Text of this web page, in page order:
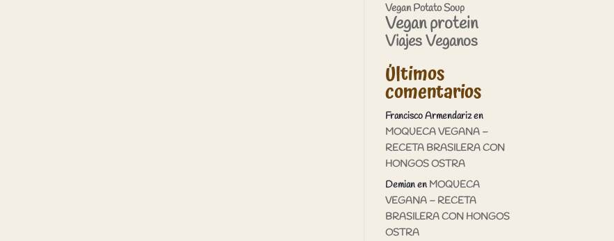
Vegan Potato Soup
Vegan protein
Viajes Veganos
Últimos
comentarios
Francisco Armendarizen
MOQUECA VEGANA –
RECETA BRASILERA CON
HONGOS OSTRA
Demianen MOQUECA
VEGANA – RECETA
BRASILERA CON HONGOS
OSTRA